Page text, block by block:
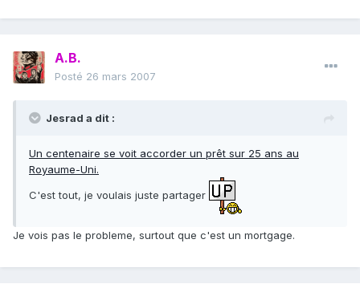
A.B.
Posté 26 mars 2007
Jesrad a dit :
Un centenaire se voit accorder un prêt sur 25 ans au
Royaume-Uni.
C'est tout, je voulais juste partager
Je vois pas le probleme, surtout que c'est un mortgage.